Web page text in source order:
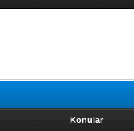
Konular